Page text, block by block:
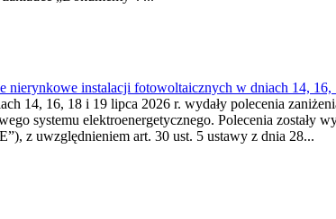
nierynkowe instalacji fotowoltaicznych w dniach 14, 16,
14, 16, 18 i 19 lipca 2026 r. wydały polecenia
systemu elektroenergetycznego. Polecenia zostały
z uwzględnieniem art. 30 ust. 5 ustawy z dnia 28...